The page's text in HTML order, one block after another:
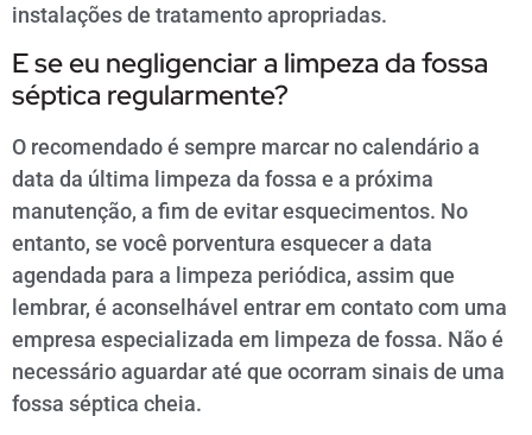
instalações de tratamento apropriadas.
E se eu negligenciar a limpeza da fossa
séptica regularmente?
O recomendado é sempre marcar no calendário a
data da última limpeza da fossa e a próxima
manutenção, a fim de evitar esquecimentos. No
entanto, se você porventura esquecer a data
agendada para a limpeza periódica, assim que
lembrar, é aconselhável entrar em contato com uma
empresa especializada em limpeza de fossa. Não é
necessário aguardar até que ocorram sinais de uma
fossa séptica cheia.